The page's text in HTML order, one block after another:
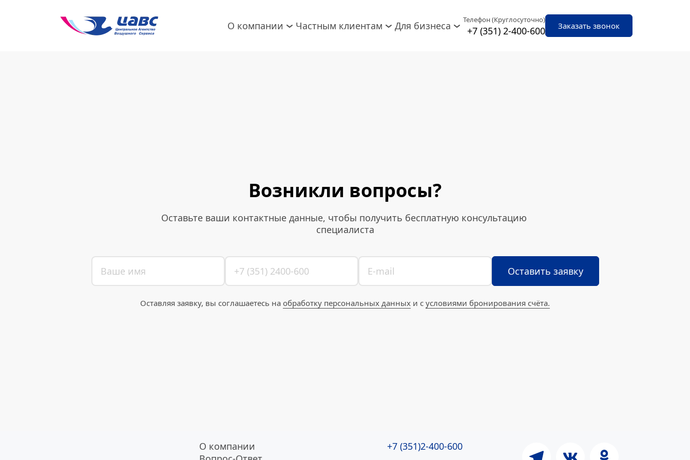
О компании Частным клиентам Для бизнеса
Телефон (Круглосуточно)
+7 (351) 2-400-600 Заказать звонок
Возникли вопросы?
Оставьте ваши контактные данные, чтобы получить бесплатную консультацию
специалиста
Оставить заявку
Оставляя заявку, вы соглашаетесь на обработку персональных данных и с условиями бронирования счёта.
О компании
+7 (351)2-400-600